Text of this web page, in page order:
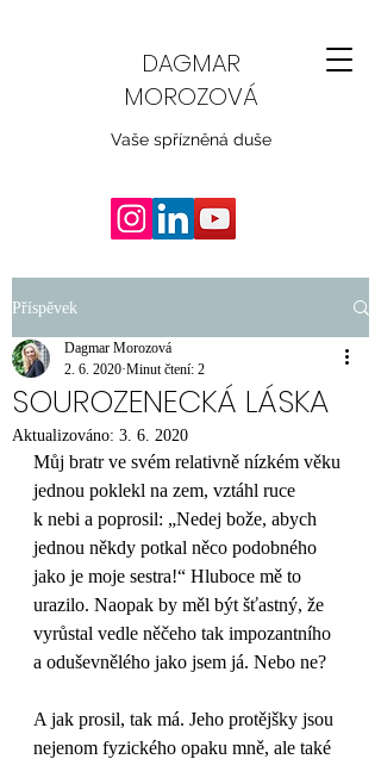
DAGMAR
MOROZOVÁ
Vaše spřízněná duše
Příspěvek
SOUROZENECKÁ LÁSKA
Dagmar Morozová
2. 6. 2020 Minut čtení: 2
Aktualizováno: 3. 6. 2020
Můj bratr ve svém relativně nízkém věku
jednou poklekl na zem, vztáhl ruce
k nebi a poprosil: „Nedej bože, abych
jednou někdy potkal něco podobného
jako je moje sestra!“ Hluboce mě to
urazilo. Naopak by měl být šťastný, že
vyrůstal vedle něčeho tak impozantního
a oduševnělého jako jsem já. Nebo ne?
A jak prosil, tak má. Jeho protějšky jsou
nejenom fyzického opaku mně, ale také